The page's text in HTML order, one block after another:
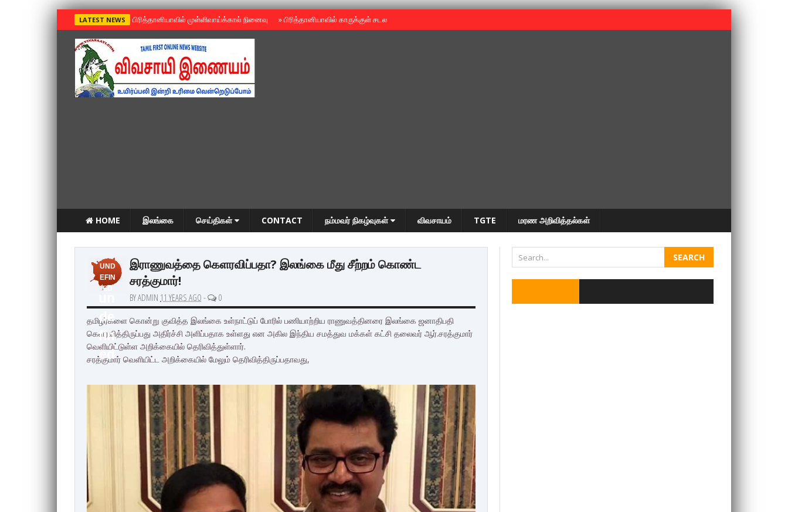
LATEST NEWS »பிரித்தானியாவில் முள்ளிவாய்க்கால் நினைவு »பிரித்தானியாவில் காருக்குள் சடலம் -தமிழருடையதா ?
HOME இலங்கை செய்திகள் CONTACT நம்மவர் நிகழ்வுகள் விவசாயம் TGTE மரண அறிவித்தல்கள்
UND
EFIN
ED
de
fin
ed
இராணுவத்தை கெளரவிப்பதா? இலங்கை மீது சீற்றம் கொண்ட
சரத்குமார்!
BY ADMIN 11 YEARS AGO - 0
தமிழர்களை கொன்று குவித்த இலங்கை உள்நாட்டுப் போரில் பணியாற்றிய ராணுவத்தினரை இலங்கை ஜனாதிபதி
கெளரவித்திருப்பது அதிர்ச்சி அளிப்பதாக உள்ளது என அகில இந்திய சமத்துவ மக்கள் கட்சி தலைவர் ஆர்.சரத்குமார்
வெளியிட்டுள்ள அறிக்கையில் தெரிவித்துள்ளார்.
சரத்குமார் வெளியிட்ட அறிக்கையில் மேலும் தெரிவித்திருப்பதாவது,